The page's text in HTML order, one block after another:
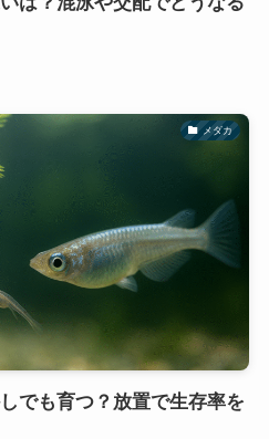
メダカ
でも育つ？放置で生存率を